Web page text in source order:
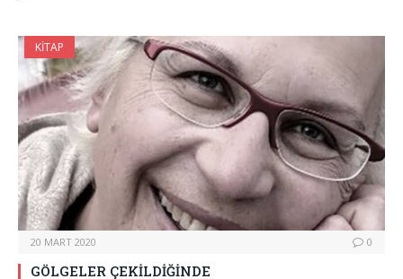
KITAP
20 MART 2020 0
GÖLGELER ÇEKİLDİĞİNDE